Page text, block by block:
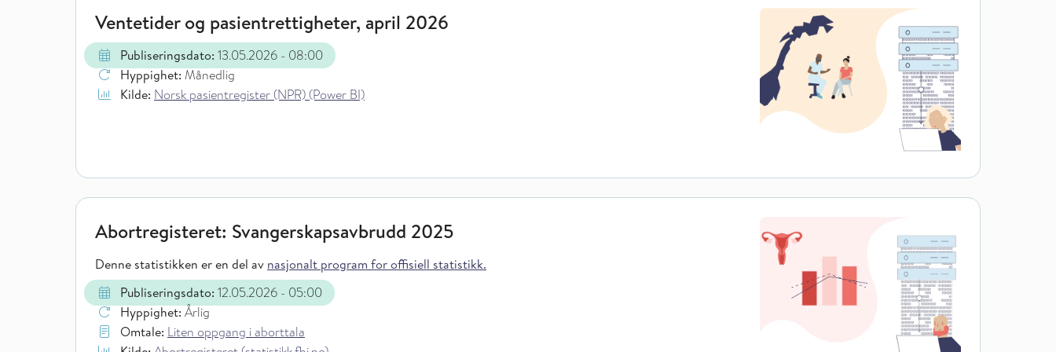
Ventetider og pasientrettigheter, april 2026
Publiseringsdato: 13.05.2026 - 08:00
Hyppighet: Månedlig
Kilde: Norsk pasientregister (NPR) (Power BI)
Abortregisteret: Svangerskapsavbrudd 2025
Denne statistikken er en del av nasjonalt program for offisiell statistikk.
Publiseringsdato: 12.05.2026 - 05:00
Hyppighet: Årlig
Omtale: Liten oppgang i aborttala